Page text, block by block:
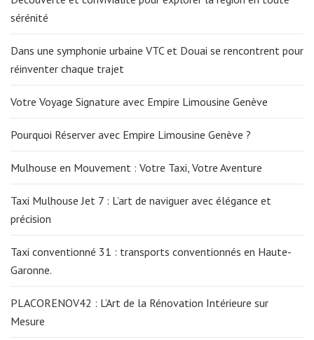
sérénité
Dans une symphonie urbaine VTC et Douai se rencontrent pour
réinventer chaque trajet
Votre Voyage Signature avec Empire Limousine Genève
Pourquoi Réserver avec Empire Limousine Genève ?
Mulhouse en Mouvement : Votre Taxi, Votre Aventure
Taxi Mulhouse Jet 7 : L’art de naviguer avec élégance et
précision
Taxi conventionné 31 : transports conventionnés en Haute-
Garonne.
PLACORENOV42 : L’Art de la Rénovation Intérieure sur
Mesure